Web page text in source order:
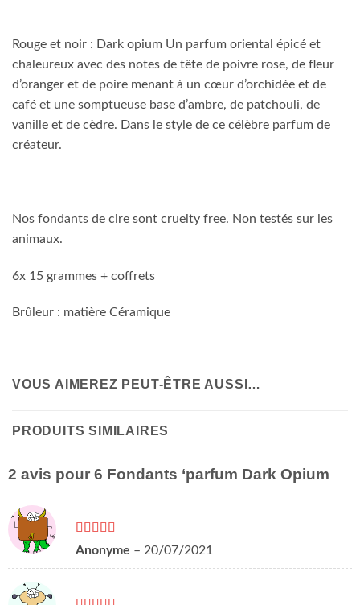
Rouge et noir : Dark opium Un parfum oriental épicé et
chaleureux avec des notes de tête de poivre rose, de fleur
d’oranger et de poire menant à un cœur d’orchidée et de
café et une somptueuse base d’ambre, de patchouli, de
vanille et de cèdre. Dans le style de ce célèbre parfum de
créateur.
Nos fondants de cire sont cruelty free. Non testés sur les
animaux.
6x 15 grammes + coffrets
Brûleur : matière Céramique
VOUS AIMEREZ PEUT-ÊTRE AUSSI…
PRODUITS SIMILAIRES
2 avis pour 6 Fondants ‘parfum Dark Opium
Note5sur 5
Anonyme – 20/07/2021